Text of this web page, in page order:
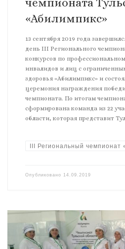
«Абилимпикс»
13 сентября 2019 года
день III Регионального
конкурсов по
инвалидов и лиц с
здоровья «Абилимпикс» и
церемония награждения
чемпионата. По итогам
сформирована команда из 22
области, которая представит
III Региональный чемпионат
Опубликовано 14.09.2019